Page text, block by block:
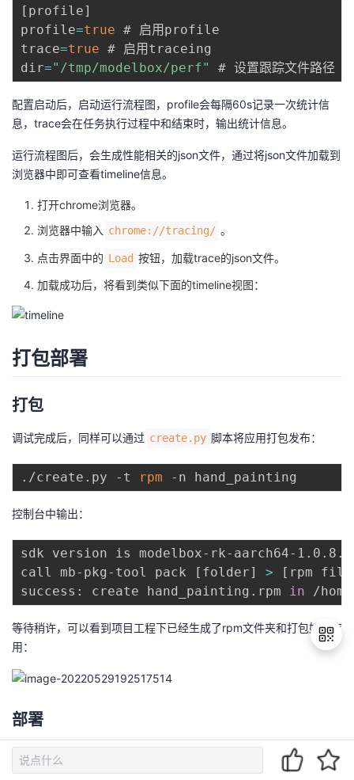
[ profile]
profile=true # 启用profile
trace=true # 启用traceing
dir="/tmp/modelbox/perf"
配置启动后，启动运行流程图，profile会每隔60s记录一次统计信
息，trace会在任务执行过程中和结束时，输出统计信息。
运行流程图后，会生成性能相关的json文件，通过将json文件加载到
浏览器中即可查看timeline信息。
打开chrome浏览器。
浏览器中输入 chrome://tracing/ 。
点击界面中的 Load 按钮，加载trace的json文件。
加载成功后，将看到类似下面的timeline视图：
打包部署
打包
调试完成后，同样可以通过 create.py 脚本将应用打包发布：
./create.py -t rpm
控制台中输出：
sdk version is modelbox-rk-aarch64-1.0.8.8
call mb-pkg-tool pack
[ folder] > [ rpm file
success: create hand_painting.rpm
in
等待稍许，可以看到项目工程下已经生成了rpm文件夹和打包好的应
用：
部署
将打包好的应用上传至华为云账号下的